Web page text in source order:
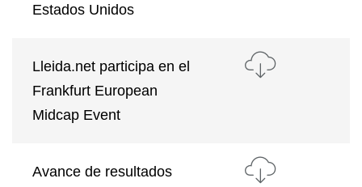
Estados Unidos
Lleida.net participa en el
Frankfurt European
Midcap Event
Avance de resultados